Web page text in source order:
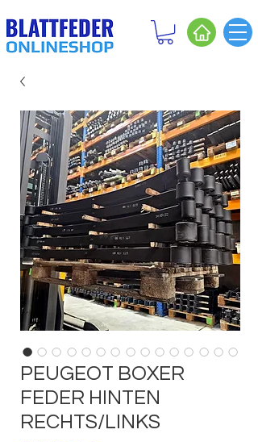
PEUGEOT BOXER
FEDER HINTEN
RECHTS/LINKS